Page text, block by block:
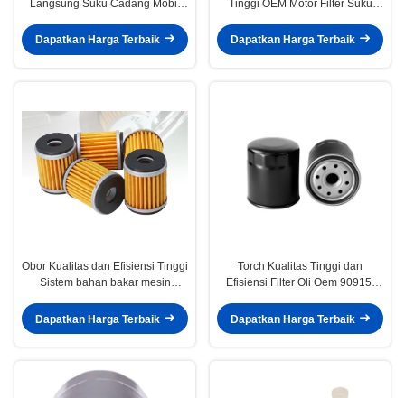
Langsung Suku Cadang Mobil
0415237010 19185485
CH10358EC
Dapatkan Harga Terbaik
Tinggi OEM Motor Filter Suku
TM Racing ATV 1S7-E3440-00
Dapatkan Harga Terbaik
Obor Kualitas dan Efisiensi Tinggi
Sistem bahan bakar mesin
Kertas saring kuning cocok untuk
HF141/200
Dapatkan Harga Terbaik
Torch Kualitas Tinggi dan
Efisiensi Filter Oli Oem 90915-
Oli untuk Toyota Corolla Camry
Hilux
Dapatkan Harga Terbaik